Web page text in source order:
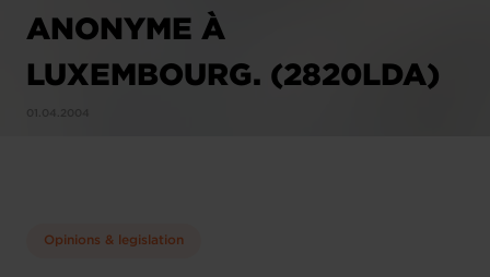
ANONYME À
LUXEMBOURG. (2820LDA)
Opinions & legislation